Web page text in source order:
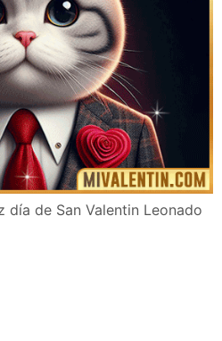
de San Valentin Leonado